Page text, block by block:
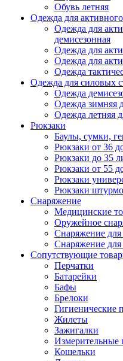
Обувь летняя
Одежда для
Одежда для
демисезонная
Одежда для
Одежда для
Одежда
Одежда для силовых
Одежда
Одежда зимняя
Одежда летняя
Рюкзаки
Баулы, сумки,
Рюкзаки от 36
Рюкзаки до 35
Рюкзаки от 55
Рюкзаки
Рюкзаки
Снаряжение
Медицинские
Оружейное
Снаряжение для
Снаряжение для
Сопутствующие
Перчатки
Батарейки
Бафы
Брелоки
Гигиенические
Жилеты
Зажигалки
Измерительные
Кошельки